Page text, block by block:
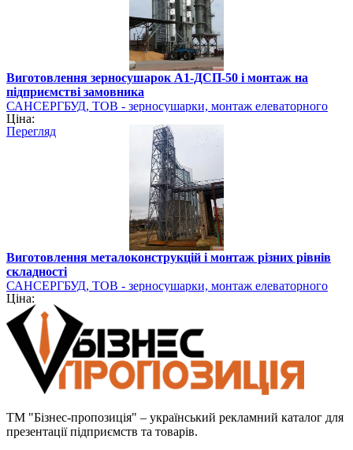
Виготовлення зерносушарок А1-ДСП-50 і монтаж на
підприємстві замовника
САНСЕРГБУД, ТОВ - зерносушарки, монтаж елеваторного
обладнання
Ціна:
Перегляд
Виготовлення металоконструкцій і монтаж різних рівнів
складності
САНСЕРГБУД, ТОВ - зерносушарки, монтаж елеваторного
обладнання
Ціна:
ТМ "Бізнес-пропозиція" – український рекламний каталог для
презентації підприємств та товарів.